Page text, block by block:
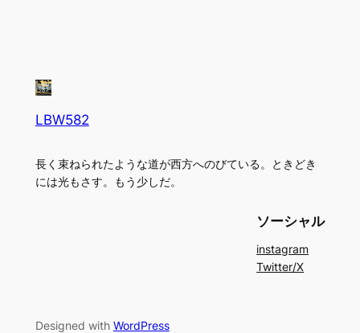
LBW582
長く束ねられたような道が西方へのびている。ときどき
には光もさす。もう少しだ。
ソーシャル
instagram
Twitter/X
Designed with WordPress